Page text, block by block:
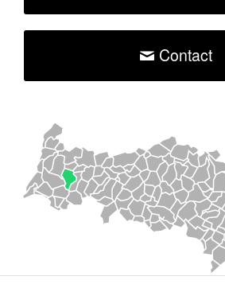
Contact